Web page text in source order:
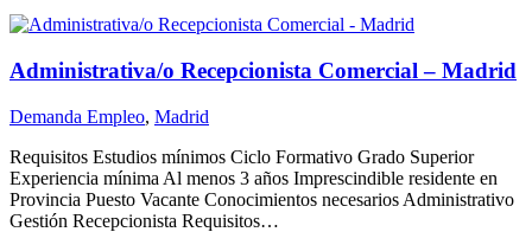
Administrativa/o Recepcionista Comercial – Madrid
Demanda Empleo, Madrid
Requisitos Estudios mínimos Ciclo Formativo Grado Superior
Experiencia mínima Al menos 3 años Imprescindible residente en
Provincia Puesto Vacante Conocimientos necesarios Administrativo
Gestión Recepcionista Requisitos…